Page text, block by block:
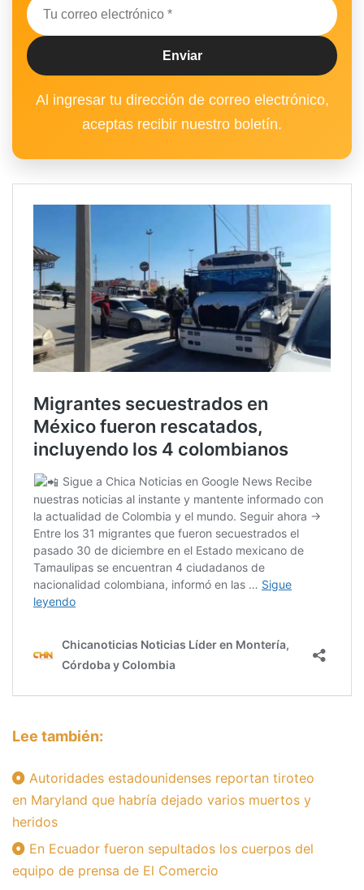
Al ingresar tu dirección de correo electrónico,
aceptas recibir nuestro boletín.
Lee también:
Autoridades estadounidenses reportan tiroteo
en Maryland que habría dejado varios muertos y
heridos
En Ecuador fueron sepultados los cuerpos del
equipo de prensa de El Comercio